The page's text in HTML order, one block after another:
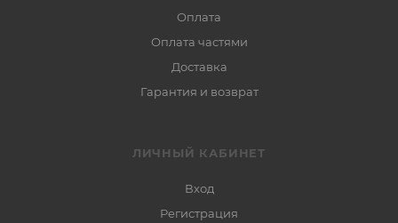
Оплата
Оплата частями
Доставка
Гарантия и возврат
ЛИЧНЫЙ КАБИНЕТ
Вход
Регистрация